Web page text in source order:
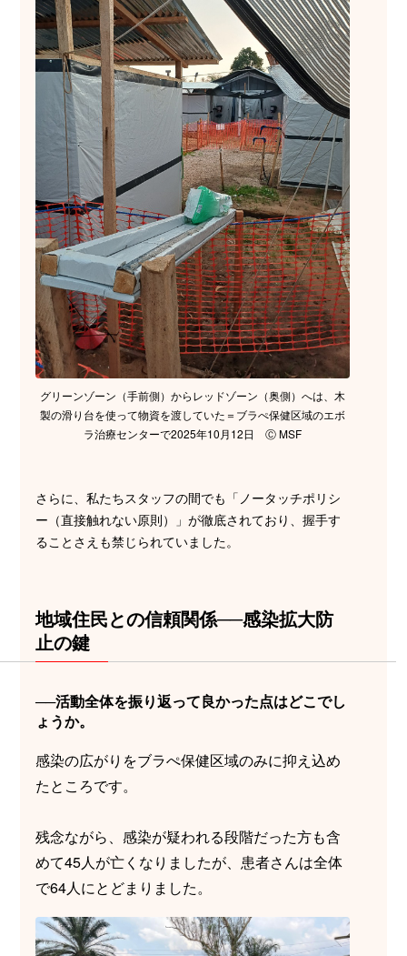
グリーンゾーン（手前側）からレッドゾーン（奥側）へは、木
製の滑り台を使って物資を渡していた＝ブラぺ保健区域のエボ
ラ治療センターで2025年10月12日 Ⓒ MSF
さらに、私たちスタッフの間でも「ノータッチポリシ
ー（直接触れない原則）」が徹底されており、握手す
ることさえも禁じられていました。
地域住民との信頼関係──感染拡大防
止の鍵
──活動全体を振り返って良かった点はどこでし
ょうか。
感染の広がりをブラぺ保健区域のみに抑え込め
たところです。
残念ながら、感染が疑われる段階だった方も含
めて45人が亡くなりましたが、患者さんは全体
で64人にとどまりました。